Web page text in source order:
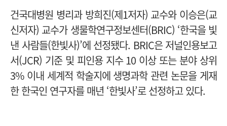
건국대병원 병리과 방희진(제1저자) 교수와 이승은(교
신저자) 교수가 생물학연구정보센터(BRIC) ‘한국을 빛
낸 사람들(한빛사)’에 선정됐다. BRIC은 저널인용보고
서(JCR) 기준 및 피인용 지수 10 이상 또는 분야 상위
3% 이내 세계적 학술지에 생명과학 관련 논문을 게재
한 한국인 연구자를 매년 ‘한빛사’로 선정하고 있다.